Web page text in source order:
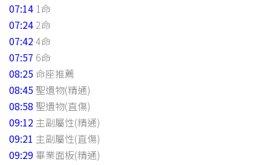
07:14 1命
07:242命
07:424命
07:57 6命
08:25 命座推薦
08:45聖遺物(精通)
08:58 聖遺物(直傷)
09:12 主副屬性(精通)
09:21 主副屬性(直傷)
09:29 畢業面板(精通)